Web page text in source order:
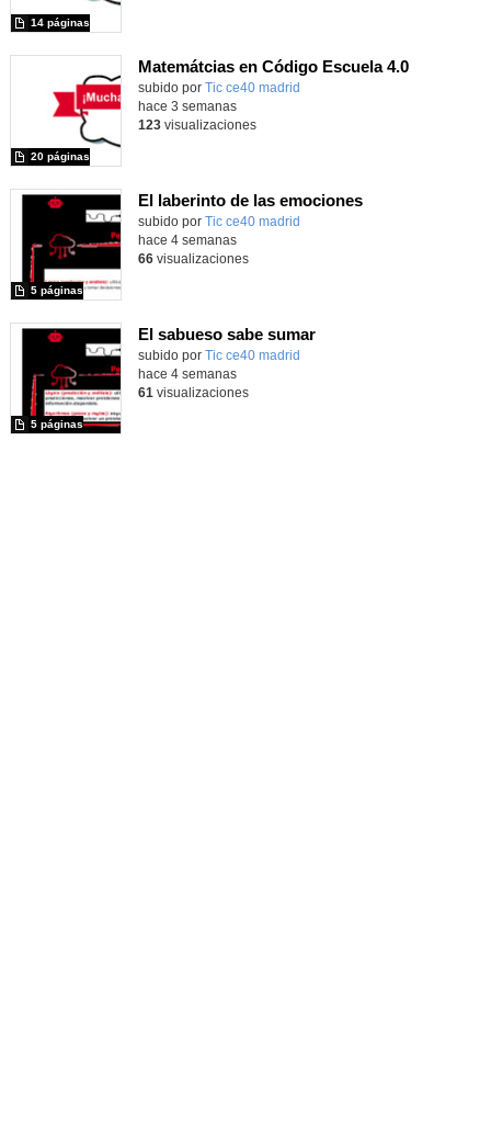
14 páginas
Matemátcias en Código Escuela 4.0
Contenido educativo.
subido por Tic ce40 madrid
20 páginas
hace 3 semanas
123visualizaciones
El laberinto de las emociones
subido por Tic ce40 madrid
5 páginas
hace 4 semanas
66visualizaciones
El sabueso sabe sumar
subido por Tic ce40 madrid
5 páginas
hace 4 semanas
61 visualizaciones